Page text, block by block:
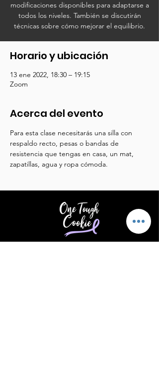
modificaciones disponibles para adaptarse a
todos los niveles. También se discutirán
técnicas sobre cómo mejorar el equilibrio.
Horario y ubicación
13 ene 2022, 18:30 – 19:15
Zoom
Acerca del evento
Para esta clase necesitarás una silla con
respaldo recto, pesas o bandas de
resistencia que tengas en casa, un mat,
zapatillas, agua y ropa cómoda.